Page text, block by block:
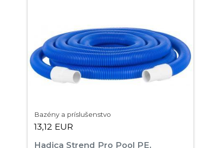
Bazény a príslušenstvo
13,12 EUR
Hadica Strend Pro Pool PE,